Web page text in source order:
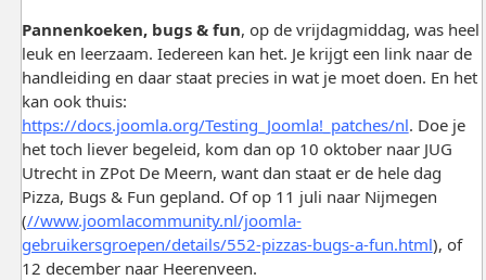
Pannenkoeken, bugs & fun, op de vrijdagmiddag, was heel
leuk en leerzaam. Iedereen kan het. Je krijgt een link naar de
handleiding en daar staat precies in wat je moet doen. En het
kan ook thuis:
https://docs.joomla.org/Testing_Joomla!_patches/nl. Doe je
het toch liever begeleid, kom dan op 10 oktober naar JUG
Utrecht in ZPot De Meern, want dan staat er de hele dag
Pizza, Bugs & Fun gepland. Of op 11 juli naar Nijmegen
(//www.joomlacommunity.nl/joomla-
gebruikersgroepen/details/552-pizzas-bugs-a-fun.html), of
12 december naar Heerenveen.